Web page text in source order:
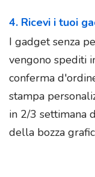
4. Ricevi i tuoi
I gadget senza
vengono spediti
conferma
stampa
in 2/3 settimana
della bozza